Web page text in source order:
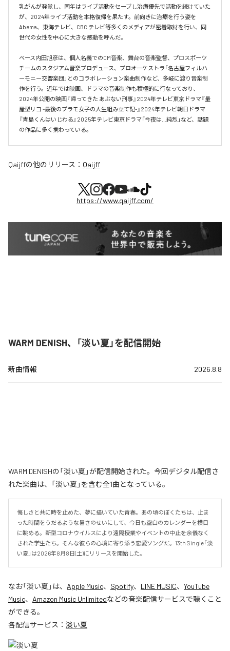
乳がんが発覚し、同年はライブ活動をセーブし治療優先で活動を続けていた
が、2024年ライブ活動を本格復帰を果たす。前向きに治療を行う姿を
Abema、東海テレビ、CBC テレビ等多くのメディアが密着取材を行い、同
世代の女性を中心に大きな感動を呼んだ。
ベース内田旭彦は、個人名義でのCM音楽、舞台の音楽監督、プロスポーツ
チームのスタジアム音楽プロデュース、プロオーケストラ「名古屋フィルハ
ーモニー交響楽団」とのコラボレーション楽曲制作など、多岐に渡り音楽制
作を行う。近年では映画、ドラマの音楽制作も積極的に行なっており、
2024年公開の映画『帰ってきた あぶない刑事』2024年テレビ東京ドラマ『量
産型リコ -最後のプラモ女子の人生組み立て記-』2024年テレビ朝日ドラマ
『青島くんはいじわる』2025年テレビ東京ドラマ「今夜は…純烈」など、話題
の作品に多く携わっている。
Qaijffの他のリリース： Qaijff
https://www.qaijff.com/
WARM DENISH、「淡い夏」を配信開始
新曲情報 2026.8.8
WARM DENISHの「淡い夏」が配信開始された。今回デジタル配信さ
れた楽曲は、「淡い夏」を含む全1曲となっている。
悔しさと共に時を止めた、夢に描いていた青春。あの頃のぼくたちは、止ま
った時間をうだるような暑さのせいにして、今日も空白のカレンダーを横目
に眺める。新型コロナウイルスにより遠隔授業やイベントの中止を余儀なく
された学生たち。そんな彼らの心境に寄り添う恋愛ソングだ。13th Single「淡
い夏」は2026年8月8日(土)にリリースを開始した。
なお「淡い夏 」は、 Apple Music、 Spotify、 LINE MUSIC、 YouTube
Music、 Amazon Music Unlimitedなどの音楽配信サービスで聴くこと
ができる。
各配信サービス： 淡い夏